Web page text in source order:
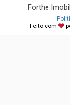
Forthe
Feito com